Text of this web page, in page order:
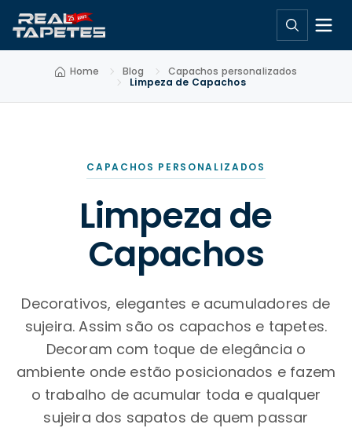
Home Blog
Capachos personalizados
Limpeza de Capachos
CAPACHOS PERSONALIZADOS
Limpeza de
Capachos
Decorativos, elegantes e acumuladores de
sujeira. Assim são os capachos e tapetes.
Decoram com toque de elegância o
ambiente onde estão posicionados e fazem
o trabalho de acumular toda e qualquer
sujeira dos sapatos de quem passar